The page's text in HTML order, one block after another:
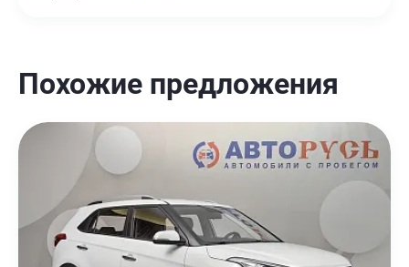
Похожие предложения